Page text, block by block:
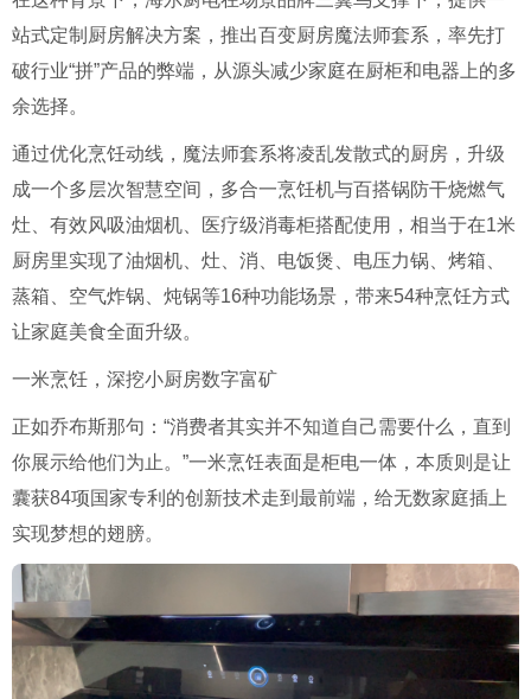
站式定制厨房解决方案，推出百变厨房魔法师套系，率先打
破行业“拼”产品的弊端，从源头减少家庭在厨柜和电器上的多
余选择。
通过优化烹饪动线，魔法师套系将凌乱发散式的厨房，升级
成一个多层次智慧空间，多合一烹饪机与百搭锅防干烧燃气
灶、有效风吸油烟机、医疗级消毒柜搭配使用，相当于在1米
厨房里实现了油烟机、灶、消、电饭煲、电压力锅、烤箱、
蒸箱、空气炸锅、炖锅等16种功能场景，带来54种烹饪方式
让家庭美食全面升级。
一米烹饪，深挖小厨房数字富矿
正如乔布斯那句：“消费者其实并不知道自己需要什么，直到
你展示给他们为止。”一米烹饪表面是柜电一体，本质则是让
囊获84项国家专利的创新技术走到最前端，给无数家庭插上
实现梦想的翅膀。